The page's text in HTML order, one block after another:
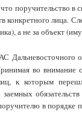
поручительство в
конкретного лица.
а не за объект
Дальневосточного
во внимание
к которым
в порядке